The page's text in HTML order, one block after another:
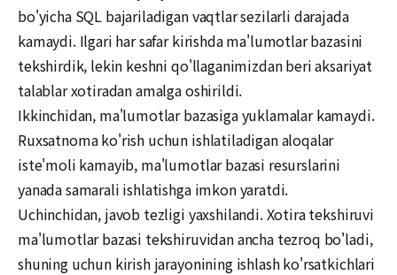
bo'yicha SQL bajariladigan vaqtlar sezilarli darajada
kamaydi. Ilgari har safar kirishda ma'lumotlar bazasini
tekshirdik, lekin keshni qo'llaganimizdan beri aksariyat
talablar xotiradan amalga oshirildi.
Ikkinchidan, ma'lumotlar bazasiga yuklamalar kamaydi.
Ruxsatnoma ko'rish uchun ishlatiladigan aloqalar
iste'moli kamayib, ma'lumotlar bazasi resurslarini
yanada samarali ishlatishga imkon yaratdi.
Uchinchidan, javob tezligi yaxshilandi. Xotira tekshiruvi
ma'lumotlar bazasi tekshiruvidan ancha tezroq bo'ladi,
shuning uchun kirish jarayonining ishlash ko'rsatkichlari